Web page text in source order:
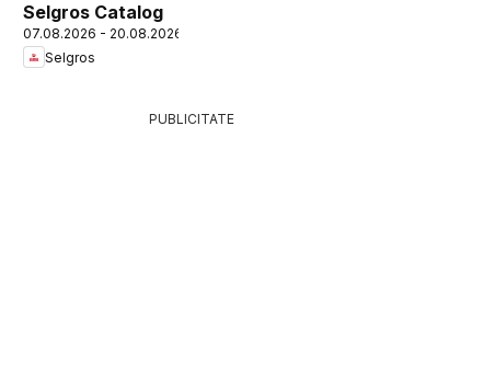
Selgros Catalog
07.08.2026 - 20.08.2026
Selgros
PUBLICITATE